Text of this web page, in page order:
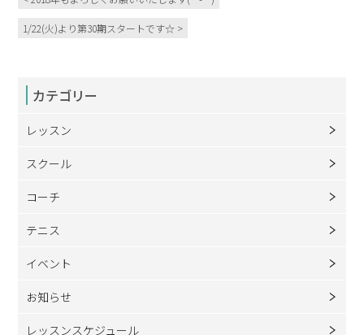
1/22(火)より第30期スタートです☆ >
カテゴリー
レッスン
スクール
コーチ
テニス
イベント
お知らせ
レッスンスケジュール